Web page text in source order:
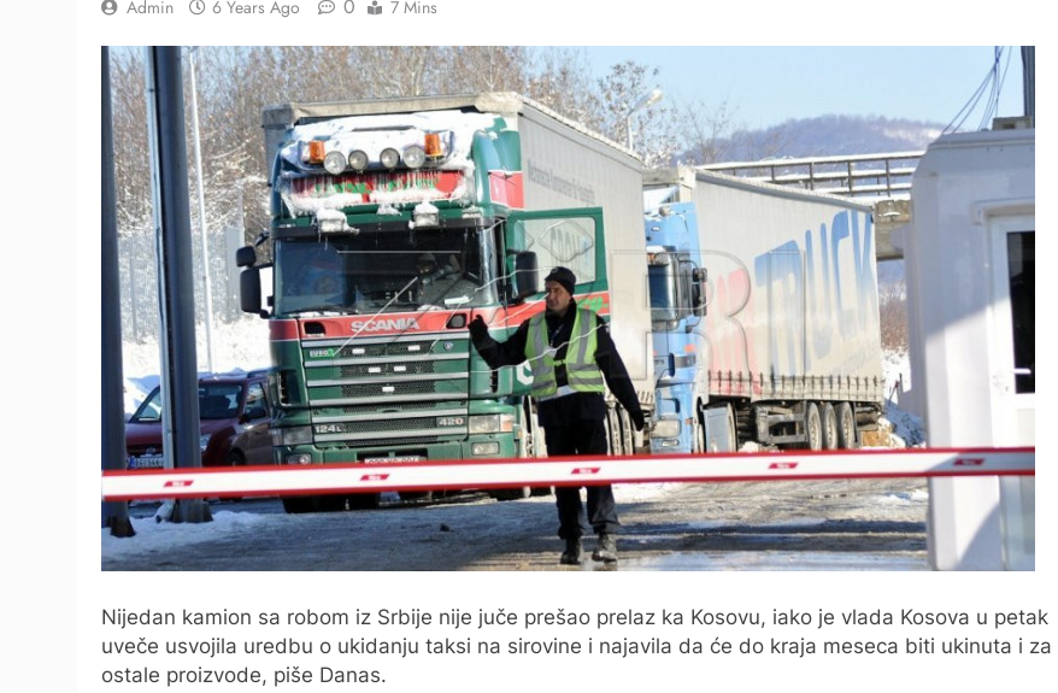
Admin 6 Years Ago 0 7 Mins
Nijedan kamion sa robom iz Srbije nije juče prešao prelaz ka Kosovu, iako je vlada Kosova u petak
uveče usvojila uredbu o ukidanju taksi na sirovine i najavila da će do kraja meseca biti ukinuta i za
ostale proizvode, piše Danas.